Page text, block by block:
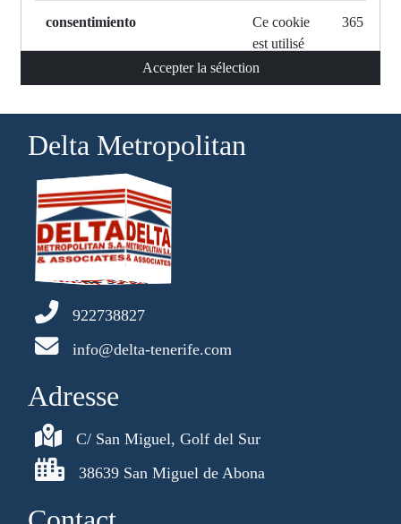
consentimiento
Ce cookie
est utilisé
par notre
système
365 jours
Popup
Accepter la sélection
Delta Metropolitan
922738827
info@delta-tenerife.com
Adresse
C/ San Miguel, Golf del Sur
38639 San Miguel de Abona